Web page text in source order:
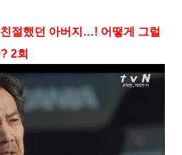
절했던 아버지…! 어떻게 그럴
2회